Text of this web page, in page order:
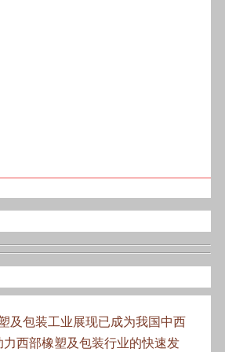
及包装工业展现已成为我国中西
西部橡塑及包装行业的快速发